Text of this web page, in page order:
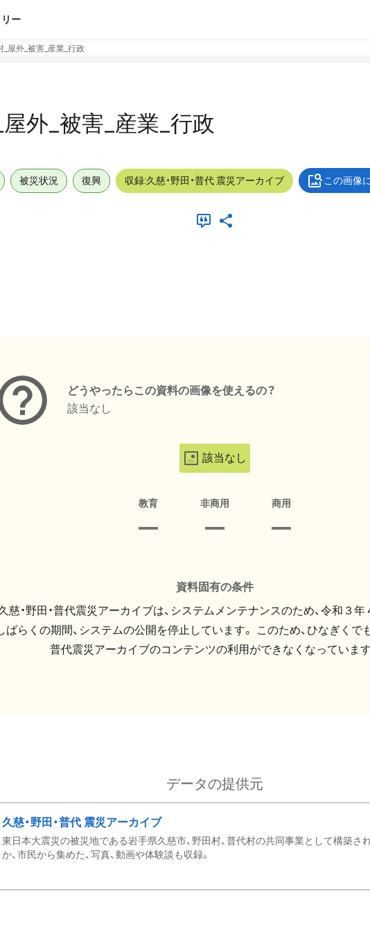
ー
屋外_被害_産業_行政
外_被害_産業_行政
被災状況 復興 収録:久慈・野田・普代 震災アーカイブ この画像
どうやったらこの資料の画像を使えるの？
該当なし
該当なし
教育 非商用 商用
資料固有の条件
慈・野田・普代震災アーカイブは、システムメンテナンスのため、令和３
ばらくの期間、システムの公開を停止しています。 このため、ひなぎくでも
普代震災アーカイブのコンテンツの利用ができなくなっています
データの提供元
久慈・野田・普代 震災アーカイブ
東日本大震災の被災地である岩手県久慈市、野田村、普代村の共同事業として構築さ
か、市民から集めた、写真、動画や体験談も収録。